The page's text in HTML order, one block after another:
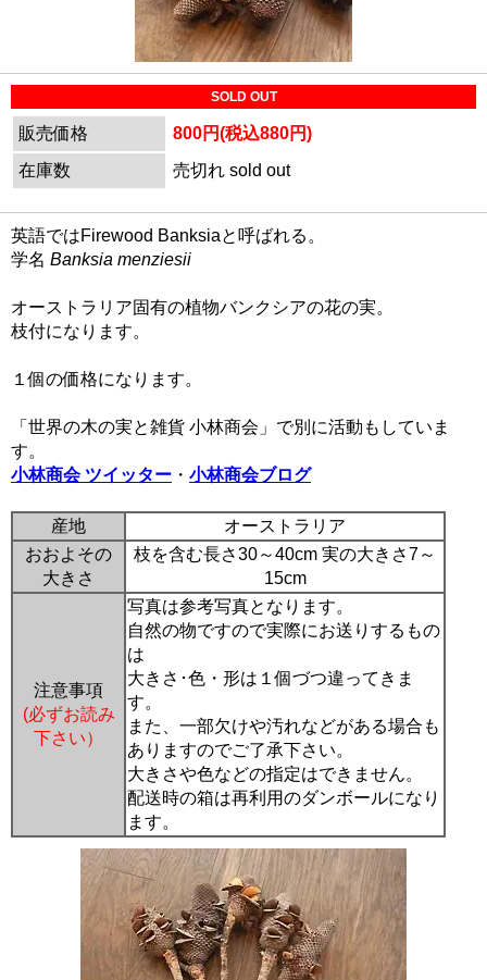
SOLD OUT
販売価格
800円(税込880円)
在庫数
売切れ sold out
英語ではFirewood Banksiaと呼ばれる。
学名 Banksia menziesii
オーストラリア固有の植物バンクシアの花の実。
枝付になります。
１個の価格になります。
「世界の木の実と雑貨 小林商会」で別に活動もしていま
す。
小林商会 ツイッター ・ 小林商会ブログ
産地
オーストラリア
おおよその
大きさ
枝を含む長さ30～40cm 実の大きさ7～
15cm
注意事項
(必ずお読み
下さい）
写真は参考写真となります。
自然の物ですので実際にお送りするもの
は
大きさ･色・形は１個づつ違ってきま
す。
また、一部欠けや汚れなどがある場合も
ありますのでご了承下さい。
大きさや色などの指定はできません。
配送時の箱は再利用のダンボールになり
ます。